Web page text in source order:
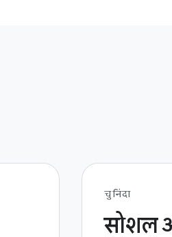
चुनिंदा
सोशल